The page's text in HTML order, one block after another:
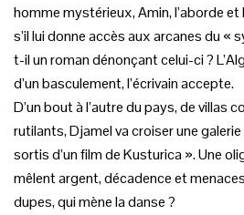
homme mystérieux, Amin, l’aborde
s’il lui donne accès aux arcanes du «
t-il un roman dénonçant celui-ci ?
d’un basculement, l’écrivain accepte.
D’un bout à l’autre du pays, de villas
rutilants, Djamel va croiser une
sortis d’un film de Kusturica ». Une
mêlent argent, décadence et
dupes, qui mène la danse ?